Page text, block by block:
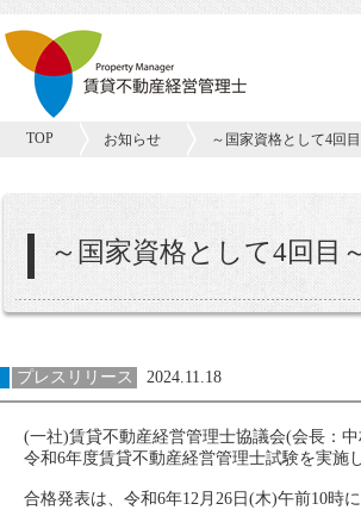
TOP お知らせ ～国家資格として4回
～国家資格として4回目
プレスリリース 2024.11.18
(一社)賃貸不動産経営管理士協議会(会長：
令和6年度賃貸不動産経営管理士試験を実施
合格発表は、令和6年12月26日(木)午前10時